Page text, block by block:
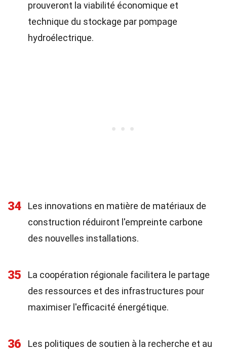
prouveront la viabilité économique et
technique du stockage par pompage
hydroélectrique.
34
Les innovations en matière de matériaux de
construction réduiront l'empreinte carbone
des nouvelles installations.
35
La coopération régionale facilitera le partage
des ressources et des infrastructures pour
maximiser l'efficacité énergétique.
36
Les politiques de soutien à la recherche et au